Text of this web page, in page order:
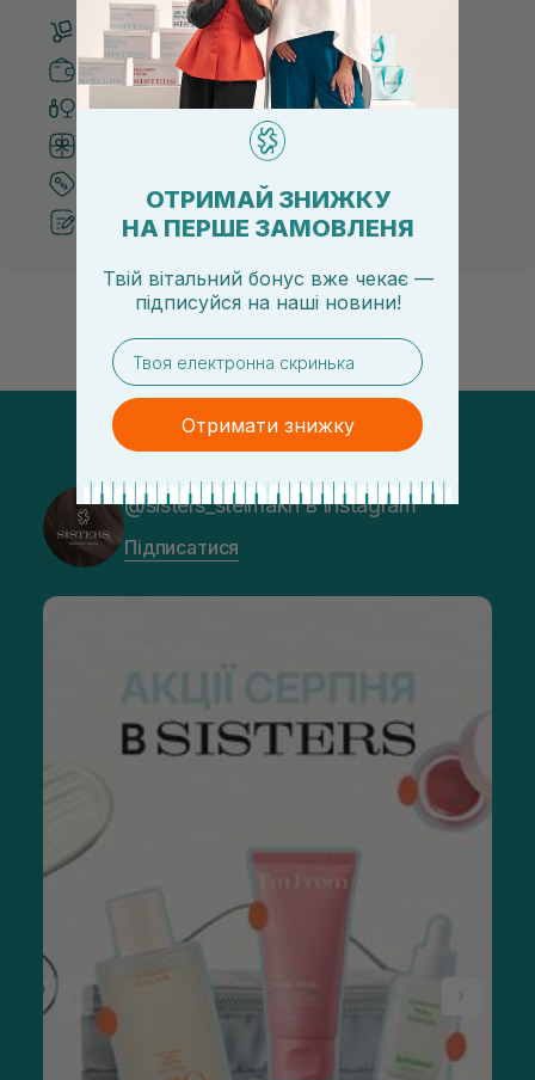
Безкоштовна доставка від 3000 UAH
Безпечні способи оплати
Тільки оригінальна косметика
Система бонусів та лояльності
Кращі ціни та топ товари
Рекомендації від косметологів
@sisters_stelmakh в Instagram
Підписатися
ОТРИМАЙ ЗНИЖКУ
НА ПЕРШЕ ЗАМОВЛЕНЯ
Твій вітальний бонус вже чекає —
підписуйся на наші новини!
email
Отримати знижку